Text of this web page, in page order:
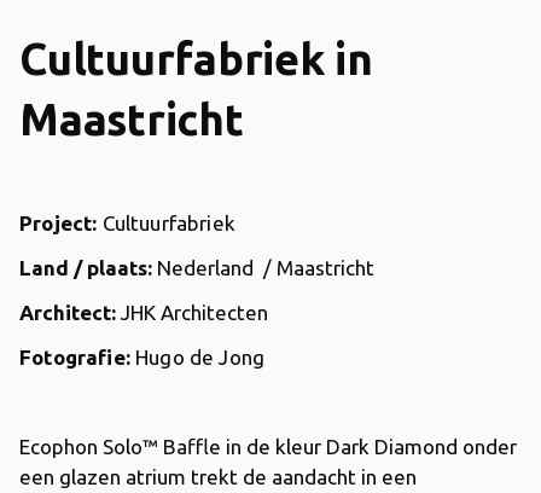
Cultuurfabriek in
Maastricht
Project: Cultuurfabriek
Land / plaats: Nederland / Maastricht
Architect: JHK Architecten
Fotografie: Hugo de Jong
Ecophon Solo™ Baffle in de kleur Dark Diamond onder
een glazen atrium trekt de aandacht in een